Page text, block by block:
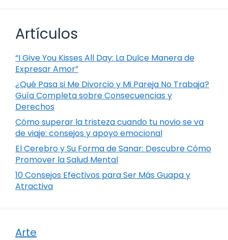
Artículos
“I Give You Kisses All Day: La Dulce Manera de
Expresar Amor”
¿Qué Pasa si Me Divorcio y Mi Pareja No Trabaja?
Guía Completa sobre Consecuencias y
Derechos
Cómo superar la tristeza cuando tu novio se va
de viaje: consejos y apoyo emocional
El Cerebro y Su Forma de Sanar: Descubre Cómo
Promover la Salud Mental
10 Consejos Efectivos para Ser Más Guapa y
Atractiva
Arte